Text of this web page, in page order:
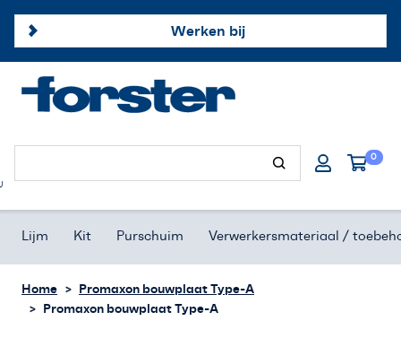
Forster profielen
Hang- & sluitwerk
Onze merken
Werken bij
0
Lijm Kit Purschuim Verwerkersmateriaal /
Home
Promaxon bouwplaat Type-A
Promaxon bouwplaat Type-A